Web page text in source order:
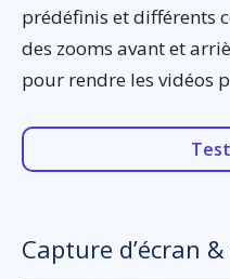
prédéfinis et différents
des zooms avant et
pour rendre les vidéos
Capture d’écran